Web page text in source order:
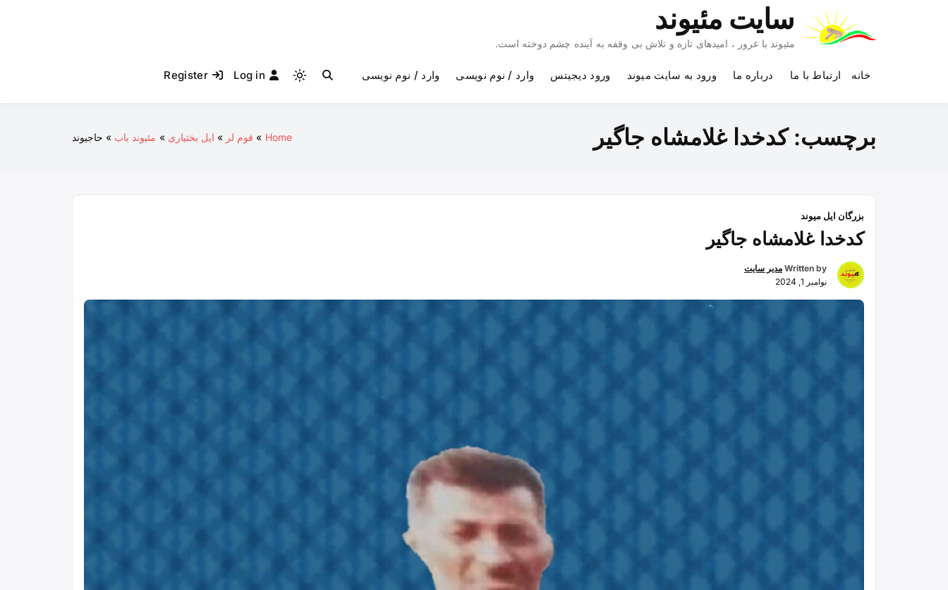
سایت مئیوند
مئیوند با غرور ، امیدهای تازه و تلاش بی وقفه به آینده چشم دوخته است.
خانه ارتباط با ما درباره ما ورود به سایت میوند ورود دیجیتس وارد / نوم نویسی وارد / نوم نویسی
Light
to
Log in
Register
برچسب:کدخدا غلامشاه جاگیر Home قوم لر ایل بختیاری مئیوند باب حاجیوند
بزرگان ایل میوند
کدخدا غلامشاه جاگیر
Written by مدیر سایت
نوامبر 1, 2024